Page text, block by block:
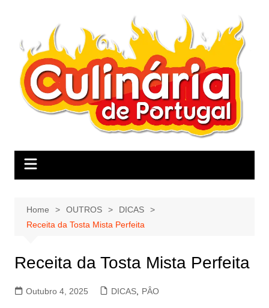
Home OUTROS
DICAS
Receita da Tosta Mista Perfeita
Receita da Tosta Mista Perfeita
Outubro 4, 2025 DICAS, PÂO